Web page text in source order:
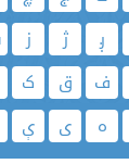
ږ ژ ز
ف ق ک
ه ی ې